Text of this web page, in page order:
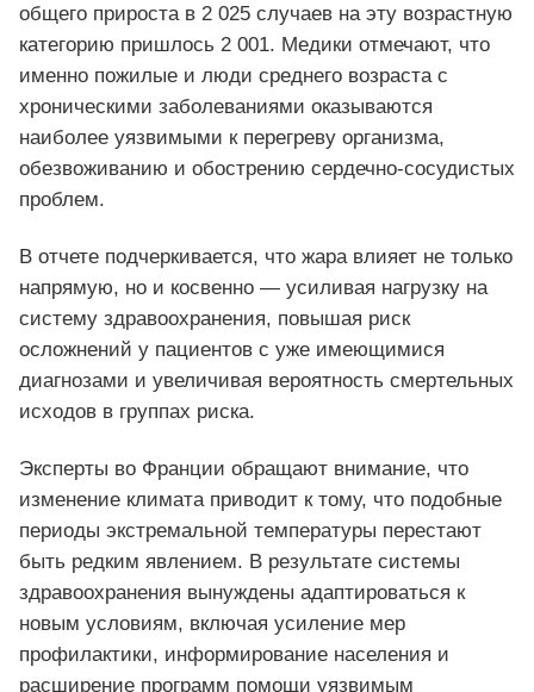
общего прироста в 2 025 случаев на эту возрастную
категорию пришлось 2 001. Медики отмечают, что
именно пожилые и люди среднего возраста с
хроническими заболеваниями оказываются
наиболее уязвимыми к перегреву организма,
обезвоживанию и обострению сердечно-сосудистых
проблем.
В отчете подчеркивается, что жара влияет не только
напрямую, но и косвенно — усиливая нагрузку на
систему здравоохранения, повышая риск
осложнений у пациентов с уже имеющимися
диагнозами и увеличивая вероятность смертельных
исходов в группах риска.
Эксперты во Франции обращают внимание, что
изменение климата приводит к тому, что подобные
периоды экстремальной температуры перестают
быть редким явлением. В результате системы
здравоохранения вынуждены адаптироваться к
новым условиям, включая усиление мер
профилактики, информирование населения и
расширение программ помощи уязвимым